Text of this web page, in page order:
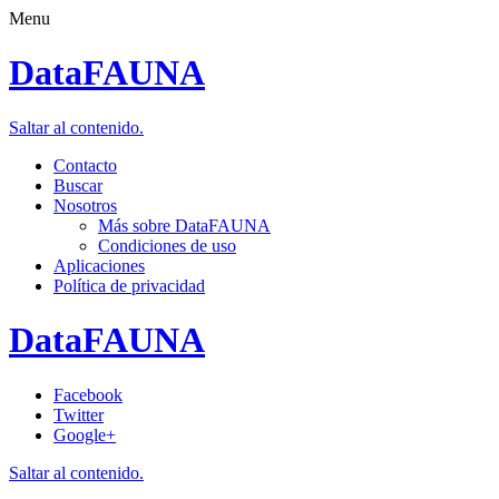
Menu
DataFAUNA
Saltar al contenido.
Contacto
Buscar
Nosotros
Más sobre DataFAUNA
Condiciones de uso
Aplicaciones
Política de privacidad
DataFAUNA
Facebook
Twitter
Google+
Saltar al contenido.